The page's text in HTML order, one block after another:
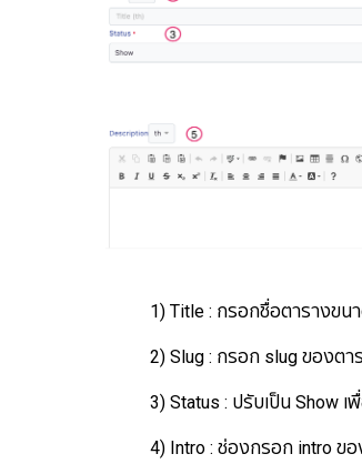
1) Title : กรอกชื่อตารางขนา
2) Slug : กรอก slug ของตาร
3) Status : ปรับเป็น Show เพื่
4) Intro : ช่องกรอก intro ของ